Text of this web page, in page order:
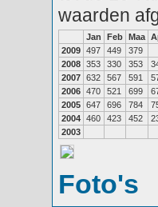
waarden
Jan Feb Maa
2009 497 449
379
2008 353 330 353
2007 632 567 591
2006 470 521 699
2005 647 696 784
2004 460 423 452
2003
Foto's